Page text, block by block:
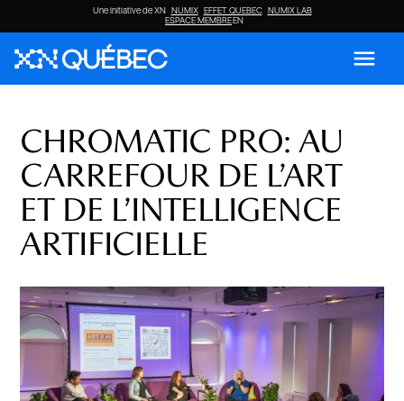
Une initiative de XN NUMIX EFFET QUEBEC NUMIX LAB
ESPACE MEMBREEN
menu
CHROMATIC PRO: AU
CARREFOUR DE L’ART
ET DE L’INTELLIGENCE
ARTIFICIELLE